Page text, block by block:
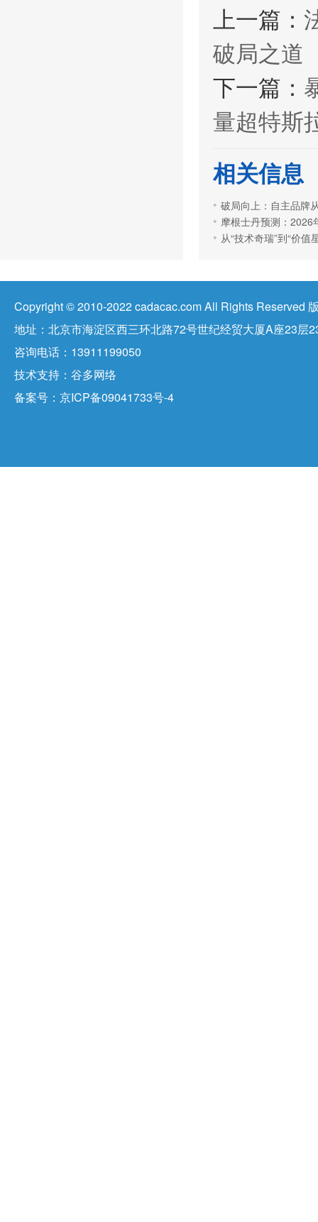
上一篇：
破局之道
下一篇：
量超特斯
相关信息
破局向上：自主品牌
摩根士丹预测：2026
从“技术奇瑞”到“价
Copyright © 2010-2022 cadacac.com All Rights Reserved
地址：北京市海淀区西三环北路72号世纪经贸大厦A座23层
咨询电话：13911199050
技术支持： 谷多网络
备案号： 京ICP备09041733号-4